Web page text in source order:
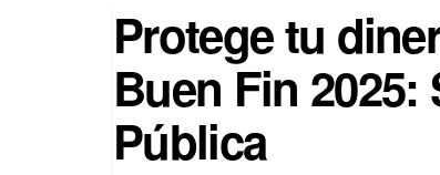
Protege tu
Buen Fin
Pública